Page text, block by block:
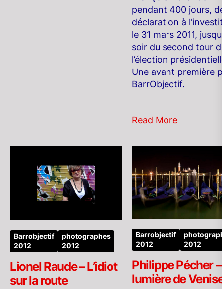
pendant 400 jours,
déclaration à
le 31 mars 2011,
soir du second tour
l’élection
Une avant première
BarrObjectif.
Read More
Barrobjectif
2012
photographes
2012
Lionel Raude – L’idiot
sur la route
Barrobjectif
2012
2012
Philippe Pécher
lumière de